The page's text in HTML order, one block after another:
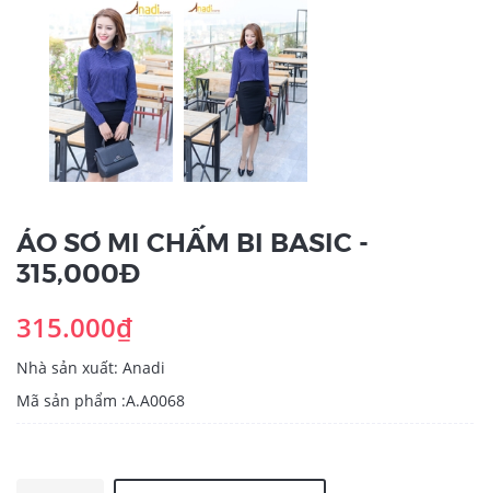
ÁO SƠ MI CHẤM BI BASIC -
315,000Đ
315.000₫
Nhà sản xuất: Anadi
Mã sản phẩm :A.A0068